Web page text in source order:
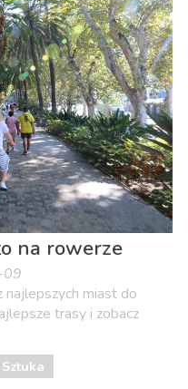
na rowerze
09
miast do
trasy i zobacz